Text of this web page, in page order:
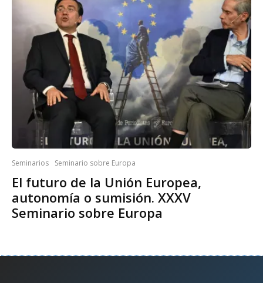
Seminarios Seminario sobre Europa
El futuro de la Unión Europea,
autonomía o sumisión. XXXV
Seminario sobre Europa